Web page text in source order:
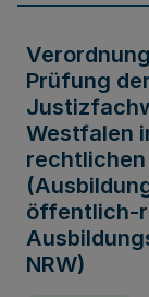
Prüfung
Westfalen
öffentlich-
NRW)